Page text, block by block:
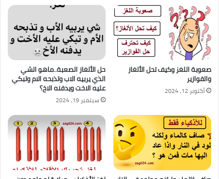
صعوبة اللغز وكيف تحل الألغاز
والفوازير
أكتوبر 12, 2024
حل الألغاز الصعبة..ماهو الشي
الذي يربيه الاب وتذبحه الام وتبكي
عليه الاخت ويدفنه الاخ؟
سبتمبر 19, 2024